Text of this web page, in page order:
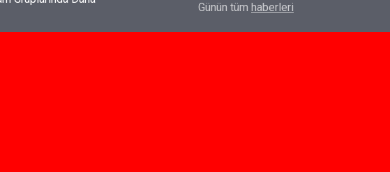
Özlem Drahyalı Kimdir, Nereli ve Kaç
Günün tüm haberleri